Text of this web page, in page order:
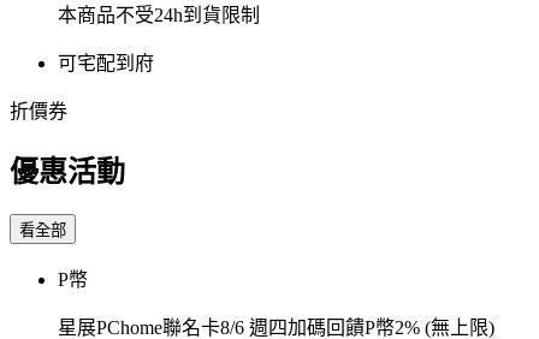
本商品不受24h到貨限制
可宅配到府
折價券
優惠活動
看全部
P幣
星展PChome聯名卡8/6 週四加碼回饋P幣2% (無上限)